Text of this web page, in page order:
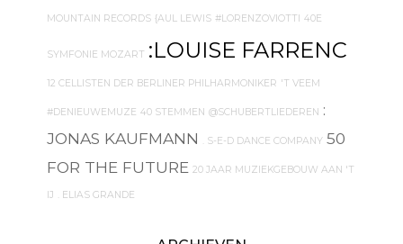
MOUNTAIN RECORDS {AUL LEWIS #LORENZOVIOTTI 40E
SYMFONIE MOZART :LOUISE FARRENC
12 CELLISTEN DER BERLINER PHILHARMONIKER 'T VEEM
#DENIEUWEMUZE 40 STEMMEN @SCHUBERTLIEDEREN :
JONAS KAUFMANN
. S-E-D DANCE COMPANY 50
FOR THE FUTURE 20 JAAR MUZIEKGEBOUW AAN 'T
IJ . ELIAS GRANDE